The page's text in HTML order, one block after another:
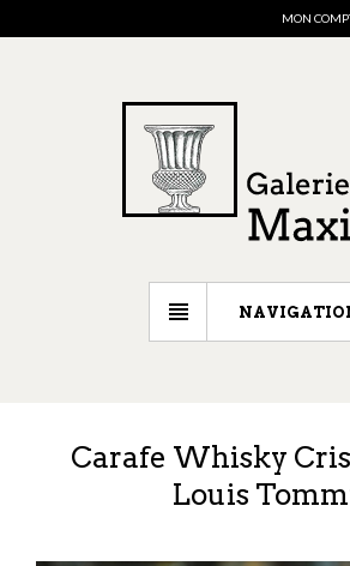
MON
Carafe Whisky
Louis